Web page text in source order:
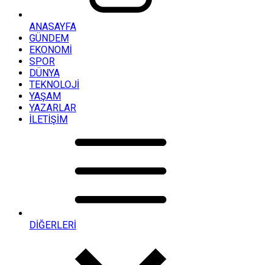
ANASAYFA
GÜNDEM
EKONOMİ
SPOR
DÜNYA
TEKNOLOJİ
YAŞAM
YAZARLAR
İLETİŞİM
DİĞERLERİ